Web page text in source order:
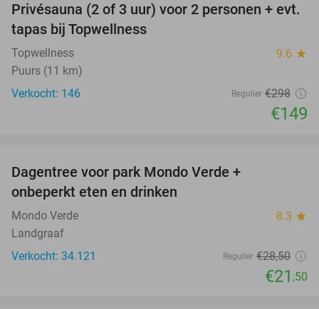
50%
Privésauna (2 of 3 uur) voor 2 personen + evt.
tapas bij Topwellness
Topwellness 9.6 star
Puurs (11 km)
Verkocht: 146
Regulier €298
€149
Dagentree voor park Mondo Verde +
onbeperkt eten en drinken
Mondo Verde 8.3 star
Landgraaf
Verkocht: 34.121
Regulier €28,50
€21 ,50